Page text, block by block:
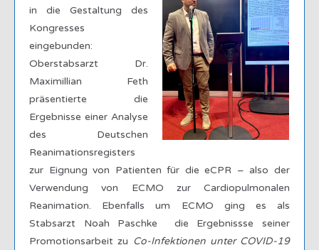
in die Gestaltung des
Kongresses
eingebunden:
Oberstabsarzt Dr.
Maximillian Feth
präsentierte die
Ergebnisse einer Analyse
des Deutschen
Reanimationsregisters
zur Eignung von Patienten für die eCPR – also der
Verwendung von ECMO zurCardiopulmonalen
Reanimation. Ebenfalls um ECMO ging es als
Stabsarzt Noah Paschke die Ergebnissse seiner
Promotionsarbeit zu Co-Infektionen unter COVID-19